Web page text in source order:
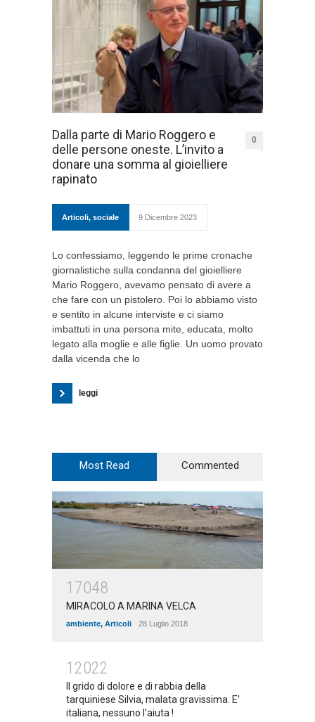
Dalla parte di Mario Roggero e
delle persone oneste. L’invito a
donare una somma al gioielliere
rapinato
0
Articoli, sociale 9 Dicembre 2023
Lo confessiamo, leggendo le prime cronache
giornalistiche sulla condanna del gioielliere
Mario Roggero, avevamo pensato di avere a
che fare con un pistolero. Poi lo abbiamo visto
e sentito in alcune interviste e ci siamo
imbattuti in una persona mite, educata, molto
legato alla moglie e alle figlie. Un uomo provato
dalla vicenda che lo
leggi
Most Read Commented
17048
MIRACOLO A MARINA VELCA
ambiente, Articoli 28 Luglio 2018
12022
Il grido di dolore e di rabbia della
tarquiniese Silvia, malata gravissima. E'
italiana, nessuno l'aiuta !